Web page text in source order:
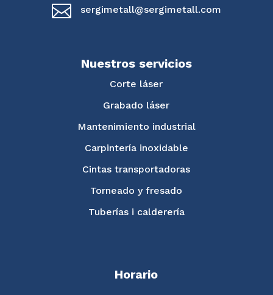
 sergimetall@sergimetall.com
Nuestros servicios
Corte láser
Grabado láser
Mantenimiento industrial
Carpintería inoxidable
Cintas transportadoras
Torneado y fresado
Tuberías i calderería
Horario